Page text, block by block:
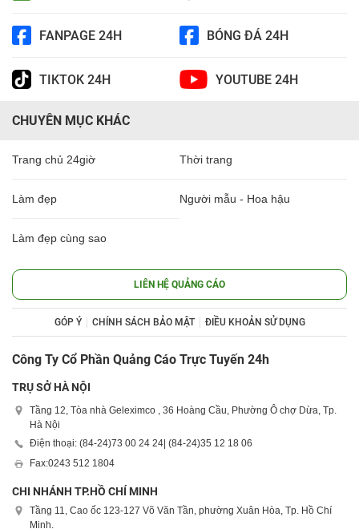
FANPAGE 24H BÓNG ĐÁ 24H
TIKTOK 24H YOUTUBE 24H
CHUYÊN MỤC KHÁC
Trang chủ 24giờ Thời trang
Làm đẹp Người mẫu - Hoa hậu
Làm đẹp cùng sao
LIÊN HỆ QUẢNG CÁO
GÓP Ý CHÍNH SÁCH BẢO MẬT ĐIỀU KHOẢN SỬ DỤNG
Công Ty Cổ Phần Quảng Cáo Trực Tuyến 24h
TRỤ SỞ HÀ NỘI
Tầng 12, Tòa nhà Geleximco , 36 Hoàng Cầu, Phường Ô chợ Dừa, Tp.
Hà Nội
Điện thoại: (84-24)73 00 24 24 | (84-24)35 12 18 06
Fax:0243 512 1804
CHI NHÁNH TP.HỒ CHÍ MINH
Tầng 11, Cao ốc 123-127 Võ Văn Tần, phường Xuân Hòa, Tp. Hồ Chí
Minh.